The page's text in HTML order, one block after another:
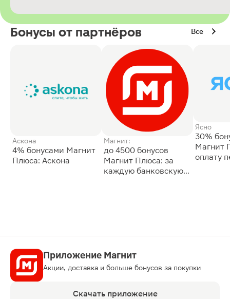
Бонусы от партнёров Все
Аскона
4% бонусами Магнит
Плюса: Аскона
Магнит:
до 4500 бонусов
Магнит Плюса: за
каждую банковскую
Ясно
30%
Магнит
оплату
Приложение Магнит
Акции, доставка и больше бонусов за покупки
Скачать приложение